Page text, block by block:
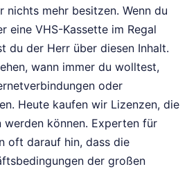
nichts mehr besitzen. Wenn du
eine VHS-Kassette im Regal
du der Herr über diesen Inhalt.
wann immer du wolltest,
oder
Heute kaufen wir Lizenzen, die
können. Experten für
oft darauf hin, dass die
der großen